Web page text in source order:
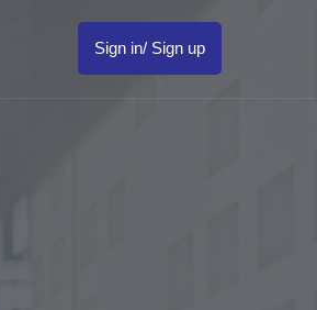
Sign in/ Sign up